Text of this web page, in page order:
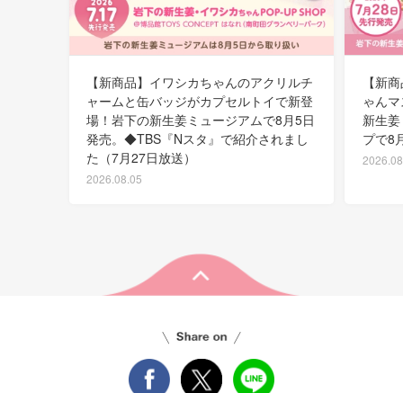
【新商品】イワシカちゃんのアクリルチ
ャームと缶バッジがカプセルトイで新登
場！岩下の新生姜ミュージアムで8月5日
発売。◆TBS『Nスタ』で紹介されまし
た（7月27日放送）
2026.08.05
【新
ゃん
新生
プで8